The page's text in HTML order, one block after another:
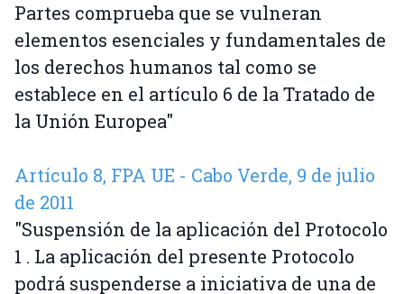
Partes comprueba que se vulneran
elementos esenciales y fundamentales de
los derechos humanos tal como se
establece en el artículo 6 de la Tratado de
la Unión Europea"
Artículo 8, FPA UE - Cabo Verde, 9 de julio
de 2011
"Suspensión de la aplicación del Protocolo
1 . La aplicación del presente Protocolo
podrá suspenderse a iniciativa de una de